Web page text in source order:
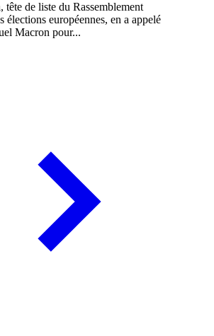
tête de liste du Rassemblement
élections européennes, en a appelé
Macron pour...